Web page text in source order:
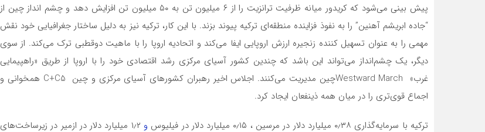
پیش بینی می‌شود که کریدور میانه ظرفیت ترانزیت را از ۶ میلیون تن به ۵۰ میلیون تن افزایش دهد و چشم انداز چین از
“جاده ابریشم آهنین” را به نفوذ فزاینده منطقه‌ای ترکیه پیوند بزند. با این کار، ترکیه نیز به دلیل ساختار جغرافیایی خود نقش
مهمی را به عنوان تسهیل کننده زنجیره ارزش اروپایی ایفا می‌کند و اتحادیه اروپا را با ماهیت دوقطبی ترک می‌کند. از سوی
دیگر، یک چشم‌انداز می‌تواند این باشد که چندین کشور آسیای مرکزی رشد اقتصادی خود را با اروپا از طریق «راهپیمایی
غرب» Westward Marchچین مدیریت می‌کنند. اجلاس اخیر رهبران کشورهای آسیای مرکزی و چین C+C5 همخوانی و
اجماع قوی‌تری را در میان همه ذینفعان ایجاد کرد.
ترکیه با سرمایه‌گذاری ۰٫۳۸ میلیارد دلار در مرسین ، ۰٫۱۵ میلیارد دلار در فیلیوس و
۱٫۲ میلیارد دلار در ازمیر در زیرساخت‌های